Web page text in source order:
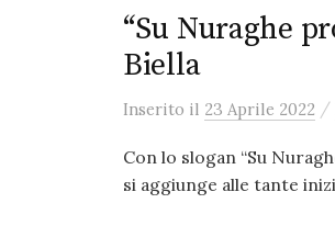
“Su Nuraghe
Biella
Inserito il 23 Aprile 2022 /
Con lo slogan “Su
si aggiunge alle tante